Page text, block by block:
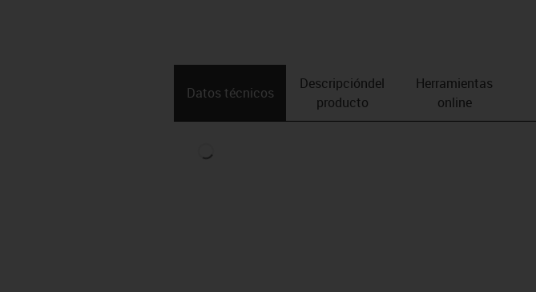
Datos técnicos
Descripción­del
producto
Herramientas
online